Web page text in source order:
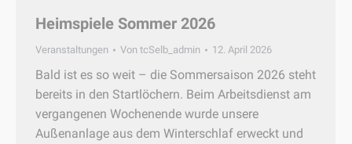
Heimspiele Sommer 2026
Veranstaltungen Von tcSelb_admin 12. April 2026
Bald ist es so weit – die Sommersaison 2026 steht
bereits in den Startlöchern. Beim Arbeitsdienst am
vergangenen Wochenende wurde unsere
Außenanlage aus dem Winterschlaf erweckt und